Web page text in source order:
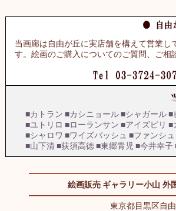
当画廊は自由が丘に実店舗を構えて営業
す。絵画のご購入についてのご質問、ご
■カトラン ■カシニョール■シャガール■
■ユトリロ ■ローランサン ■アイズピリ ■
■シャロワ ■ワイズバッシュ ■ファンシュ
■山下清■荻須高徳■東郷青児 ■今井幸子
絵画販売 ギャラリー小山 外
東京都目黒区自